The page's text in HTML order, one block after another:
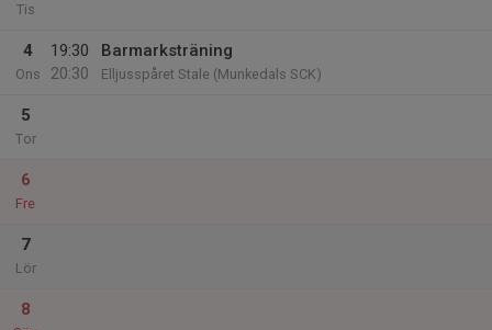
Tis
4
Ons
19:30
20:30
Barmarksträning
Elljusspåret Stale (Munkedals SCK)
5
Tor
6
Fre
7
Lör
8